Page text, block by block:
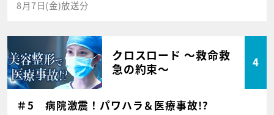
8月7日(金)放送分
クロスロード ～救命救
急の約束～
4
＃5 病院激震！パワハラ＆医療事故!?